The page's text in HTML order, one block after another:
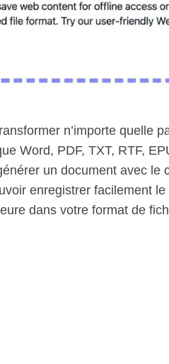
n’importe quelle
Word, PDF, TXT, RTF,
un document avec le
enregistrer facilement
dans votre format de